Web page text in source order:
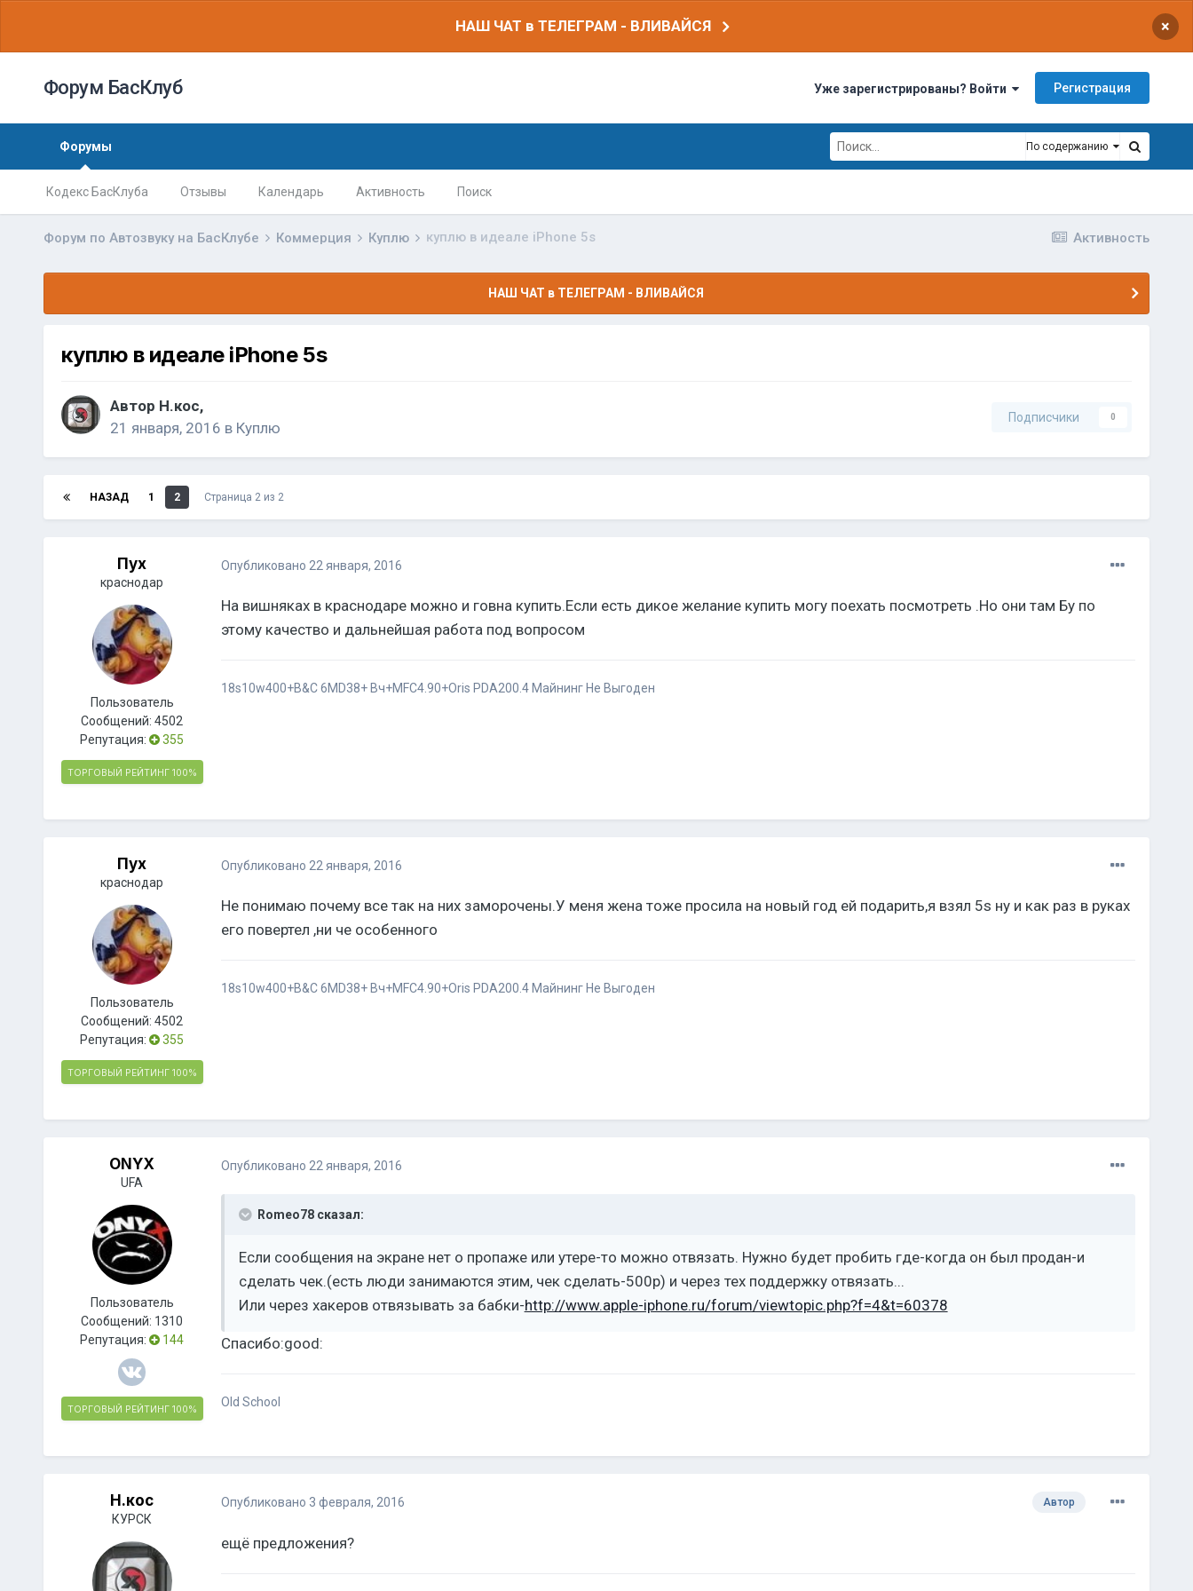
НАШ ЧАТ в ТЕЛЕГРАМ - ВЛИВАЙСЯ ×
Форум БасКлуб Уже зарегистрированы? Войти Регистрация
Форумы
Кодекс БасКлуба Отзывы Календарь Активность Поиск
По содержанию
Активность
Форум по Автозвуку на БасКлубе Коммерция Куплю куплю в идеале iPhone 5s
НАШ ЧАТ в ТЕЛЕГРАМ - ВЛИВАЙСЯ
куплю в идеале iPhone 5s
Автор Н.кос,
21 января, 2016 в Куплю
Подписчики 0
НАЗАД 1 2 Страница 2 из 2
Пух
краснодар
Пользователь
Сообщений:4502
Репутация:
355
ТОРГОВЫЙ РЕЙТИНГ 100%
Опубликовано 22 января, 2016
На вишняках в краснодаре можно и говна купить.Если есть дикое желание купить могу поехать посмотреть .Но они там Бу по
этому качество и дальнейшая работа под вопросом
18s10w400+B&C 6MD38+ Вч+MFC4.90+Oris PDA200.4 Майнинг Не Выгоден
Пух
краснодар
Пользователь
Сообщений:4502
Репутация:
355
ТОРГОВЫЙ РЕЙТИНГ 100%
Опубликовано 22 января, 2016
Не понимаю почему все так на них заморочены.У меня жена тоже просила на новый год ей подарить,я взял 5s ну и как раз в руках
его повертел ,ни че особенного
18s10w400+B&C 6MD38+ Вч+MFC4.90+Oris PDA200.4 Майнинг Не Выгоден
ONYX
UFA
Пользователь
Сообщений: 1310
Репутация:
144
ТОРГОВЫЙ РЕЙТИНГ 100%
Опубликовано 22 января, 2016
Romeo78 сказал:
Если сообщения на экране нет о пропаже или утере-то можно отвязать. Нужно будет пробить где-когда он был продан-и
сделать чек.(есть люди занимаются этим, чек сделать-500р) и через тех поддержку отвязать...
Или через хакеров отвязывать за бабки-http://www.apple-iphone.ru/forum/viewtopic.php?f=4&t=60378
Спасибо:good:
Old School
Н.кос
КУРСК
Автор
Опубликовано 3 февраля, 2016
ещё предложения?